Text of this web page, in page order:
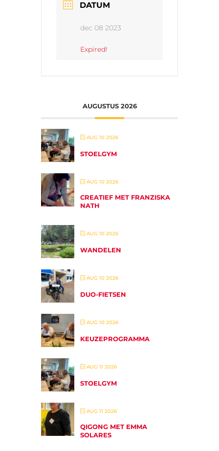
DATUM
dec 08 2023
Expired!
AUGUSTUS 2026
AUG 10 2026
STOELGYM
AUG 10 2026
CREATIEF MET FRANZISKA
NATH
AUG 10 2026
WANDELEN
AUG 10 2026
DUO-FIETSEN
AUG 10 2026
KEUZEPROGRAMMA
AUG 11 2026
STOELGYM
AUG 11 2026
QIGONG MET EMMA
SOLARES